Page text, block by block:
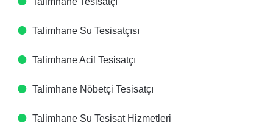
Talimhane Su Tesisatçısı
Talimhane Acil Tesisatçı
Talimhane Nöbetçi Tesisatçı
Talimhane Su Tesisat Hizmetleri